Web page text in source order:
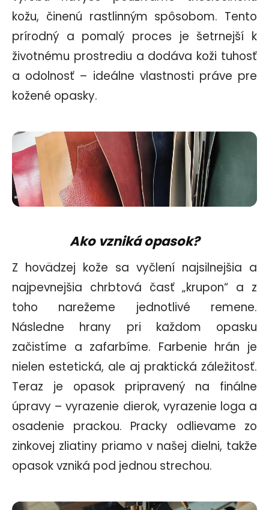
kožu, činenú rastlinným spôsobom. Tento
prírodný a pomalý proces je šetrnejší k
životnému prostrediu a dodáva koži tuhosť
a odolnosť – ideálne vlastnosti práve pre
kožené opasky.
Ako vzniká opasok?
Z hovädzej kože sa vyčlení najsilnejšia a
najpevnejšia chrbtová časť „krupon“ a z
toho narežeme jednotlivé remene.
Následne hrany pri každom opasku
začistíme a zafarbíme. Farbenie hrán je
nielen estetická, ale aj praktická záležitosť.
Teraz je opasok pripravený na finálne
úpravy – vyrazenie dierok, vyrazenie loga a
osadenie prackou. Pracky odlievame zo
zinkovej zliatiny priamo v našej dielni, takže
opasok vzniká pod jednou strechou.